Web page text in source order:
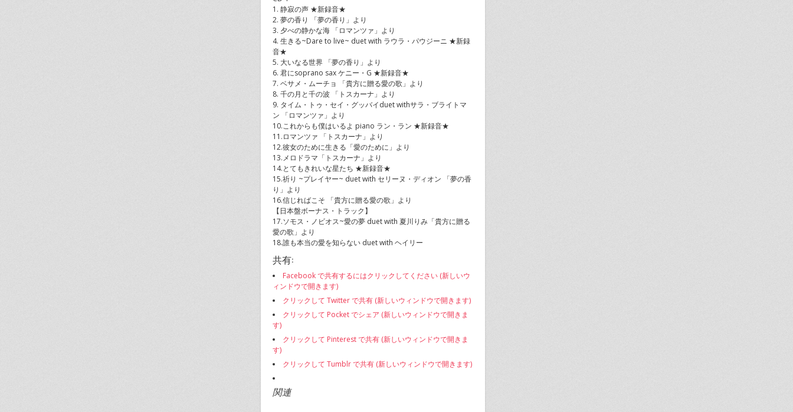
1. 静寂の声 ★新録音★
2. 夢の香り 「夢の香り」より
3. 夕べの静かな海 「ロマンツァ」より
4. 生きる~Dare to live~ duet with ラウラ・パウジーニ ★新録
音★
5. 大いなる世界 「夢の香り」より
6. 君にsoprano sax ケニー・G ★新録音★
7. ベサメ・ムーチョ 「貴方に贈る愛の歌」より
8. 千の月と千の波 「トスカーナ」より
9. タイム・トゥ・セイ・グッバイduet withサラ・ブライトマ
ン 「ロマンツァ」より
10.これからも僕はいるよ piano ラン・ラン ★新録音★
11.ロマンツァ 「トスカーナ」より
12.彼女のために生きる「愛のために」より
13.メロドラマ「トスカーナ」より
14.とてもきれいな星たち ★新録音★
15.祈り ~プレイヤー~ duet with セリーヌ・ディオン 「夢の香
り」より
16.信じればこそ 「貴方に贈る愛の歌」より
【日本盤ボーナス・トラック】
17.ソモス・ノビオス~愛の夢 duet with 夏川りみ「貴方に贈る
愛の歌」より
18.誰も本当の愛を知らない duet with ヘイリー
共有:
Facebook で共有するにはクリックしてください (新しいウ
ィンドウで開きます)
クリックして Twitter で共有 (新しいウィンドウで開きます)
クリックして Pocket でシェア (新しいウィンドウで開きま
す)
クリックして Pinterest で共有 (新しいウィンドウで開きま
す)
クリックして Tumblr で共有 (新しいウィンドウで開きます)
関連